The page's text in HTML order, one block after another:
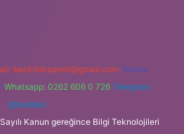
backlinkpaneli@gmail.com Teams:
Whatsapp: 0262 606 0 726 Telegram:
@karabul
Kanun gereğince Bilgi Teknolojileri